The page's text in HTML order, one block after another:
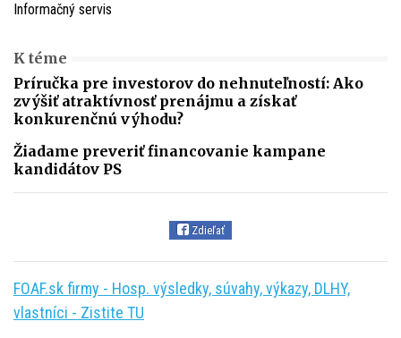
Informačný servis
K téme
Príručka pre investorov do nehnuteľností: Ako
zvýšiť atraktívnosť prenájmu a získať
konkurenčnú výhodu?
Žiadame preveriť financovanie kampane
kandidátov PS
Zdieľať
FOAF.sk firmy - Hosp. výsledky, súvahy, výkazy, DLHY,
vlastníci - Zistite TU